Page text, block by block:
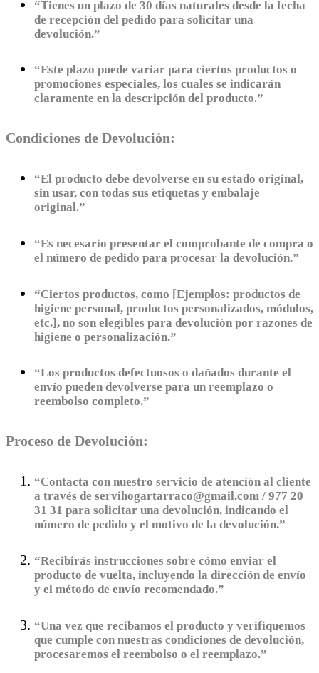
“Tienes un plazo de 30 días naturales desde la fecha
de recepción del pedido para solicitar una
devolución.”
“Este plazo puede variar para ciertos productos o
promociones especiales, los cuales se indicarán
claramente en la descripción del producto.”
Condiciones de Devolución:
“El producto debe devolverse en su estado original,
sin usar, con todas sus etiquetas y embalaje
original.”
“Es necesario presentar el comprobante de compra o
el número de pedido para procesar la devolución.”
“Ciertos productos, como [Ejemplos: productos de
higiene personal, productos personalizados, módulos,
etc.], no son elegibles para devolución por razones de
higiene o personalización.”
“Los productos defectuosos o dañados durante el
envío pueden devolverse para un reemplazo o
reembolso completo.”
Proceso de Devolución:
“Contacta con nuestro servicio de atención al cliente
a través de servihogartarraco@gmail.com / 977 20
31 31 para solicitar una devolución, indicando el
número de pedido y el motivo de la devolución.”
“Recibirás instrucciones sobre cómo enviar el
producto de vuelta, incluyendo la dirección de envío
y el método de envío recomendado.”
“Una vez que recibamos el producto y verifiquemos
que cumple con nuestras condiciones de devolución,
procesaremos el reembolso o el reemplazo.”